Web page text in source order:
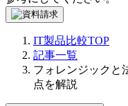
証拠を保全し、原因を
だけでなく、ログ管理
の強化にも役立ちます
ます。">
続きを見る